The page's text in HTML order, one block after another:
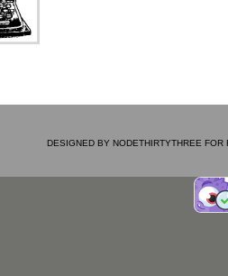
DESIGNED BY NODETHIRTYTHREE FOR